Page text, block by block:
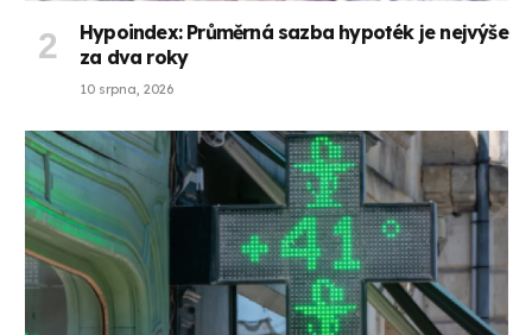
Hypoindex: Průměrná sazba hypoték je nejvýše
za dva roky
10 srpna, 2026